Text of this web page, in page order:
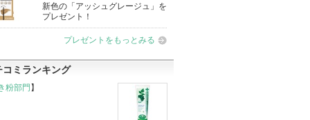
現
品
新色の「アッシュグレージュ」を
プレゼント！
プレゼントをもっとみる
コミランキング
粉部門】